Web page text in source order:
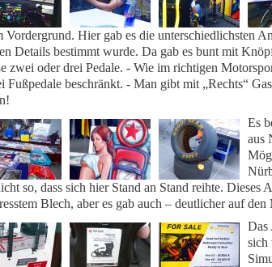
Vordergrund. Hier gab es die unterschiedlichsten
Details bestimmt wurde. Da gab es bunt mit
zwei oder drei Pedale. - Wie im richtigen
Fußpedale beschränkt. - Man gibt mit „Rechts“
Es
aus
so, dass sich hier Stand an Stand reihte.
Blech, aber es gab auch – deutlicher auf
Das
sich